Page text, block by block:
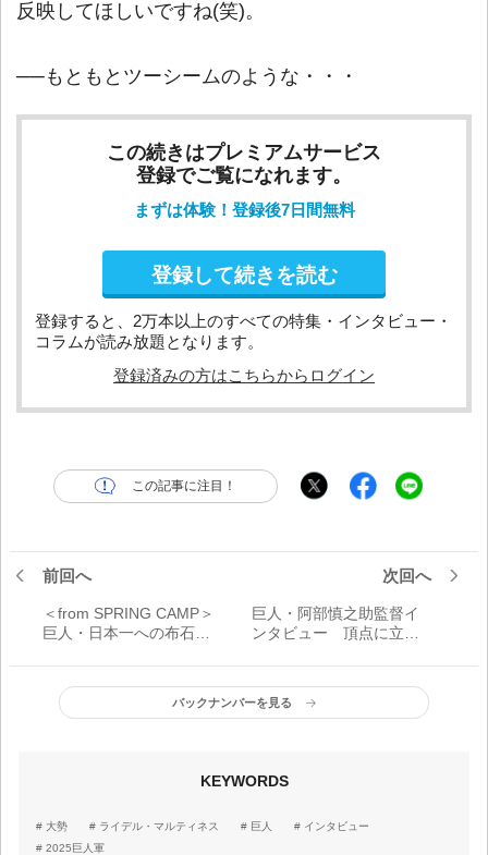
反映してほしいですね(笑)。
──もともとツーシームのような・・・
この続きはプレミアムサービス
登録でご覧になれます。
まずは体験！登録後7日間無料
登録して続きを読む
登録すると、2万本以上のすべての特集・インタビュー・
コラムが読み放題となります。
登録済みの方はこちらからログイン
この記事に注目！
前回へ
＜from SPRING CAMP＞
巨人・日本一への布石
の宿命
次回へ
巨人・阿部慎之助監督イ
ンタビュー 頂点に立つ
球』は変わらない。『み
んなで』がシーズンのテ
ーマになる」
バックナンバーを見る
KEYWORDS
大勢 ライデル・マルティネス 巨人
インタビュー
2025巨人軍